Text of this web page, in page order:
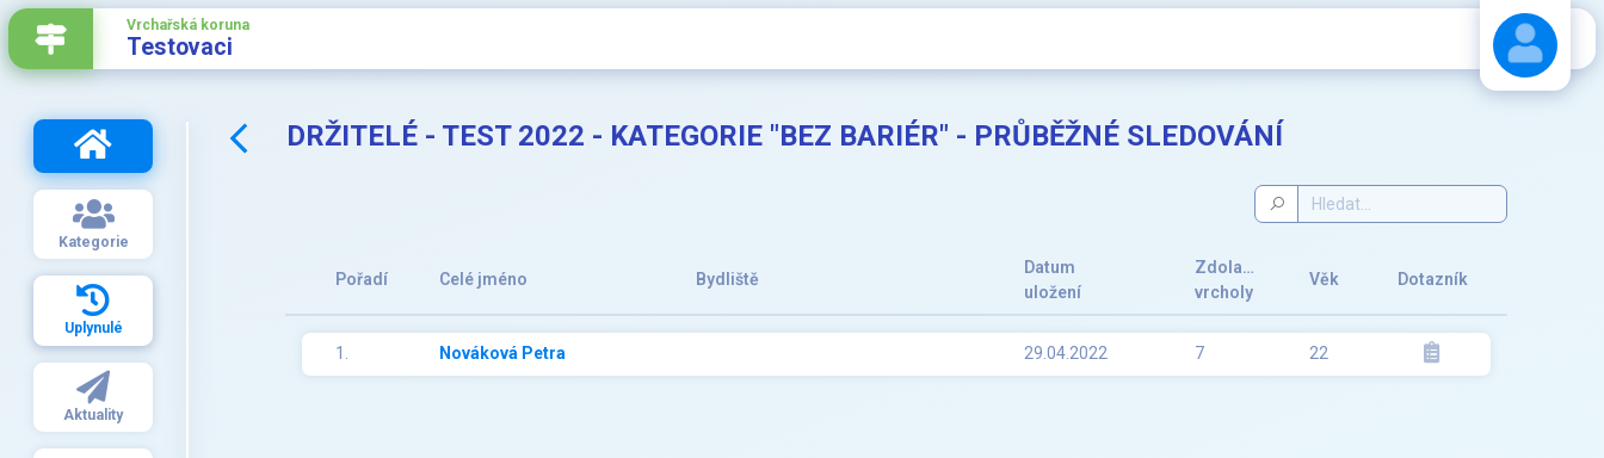
Vrchařská koruna
Testovaci
Kategorie
Uplynulé
Aktuality
DRŽITELÉ - TEST 2022 - KATEGORIE "BEZ BARIÉR" - PRŮBĚŽNÉ SLEDOVÁNÍ
Pořadí Celé jméno Bydliště
Datum
uložení
Zdolané
vrcholy
Věk Dotazník
1. Nováková Petra 29.04.2022 7 22